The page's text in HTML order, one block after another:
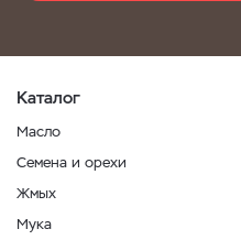
Каталог
Масло
Семена и орехи
Жмых
Мука